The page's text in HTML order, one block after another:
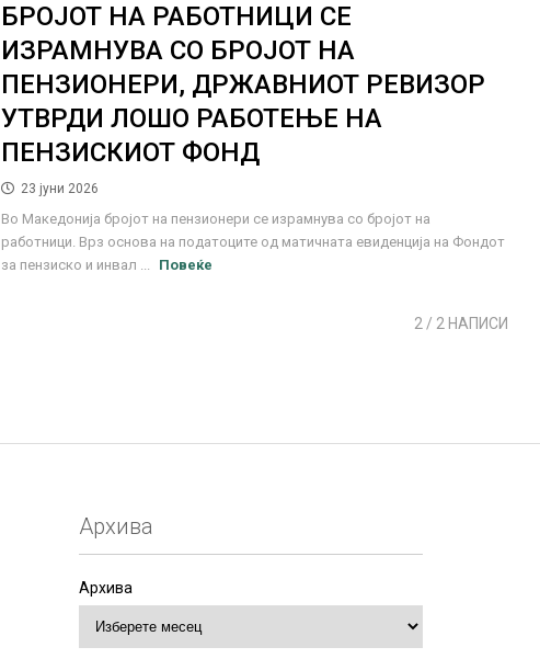
БРОЈОТ НА РАБОТНИЦИ СЕ
ИЗРАМНУВА СО БРОЈОТ НА
ПЕНЗИОНЕРИ, ДРЖАВНИОТ РЕВИЗОР
УТВРДИ ЛОШО РАБОТЕЊЕ НА
ПЕНЗИСКИОТ ФОНД
23 јуни 2026
Во Македонија бројот на пензионери се израмнува со бројот на
работници. Врз основа на податоците од матичната евиденција на Фондот
за пензиско и инвал ...
Повеќе
2 / 2 НАПИСИ
Архива
Архива